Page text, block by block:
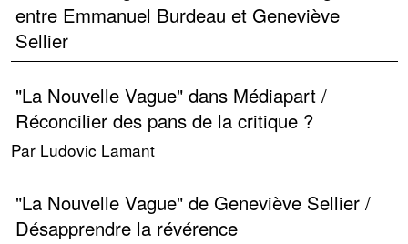
S’abonner à la Lettre !
entre Emmanuel Burdeau et Geneviève
Sellier
"La Nouvelle Vague" dans Médiapart /
Réconcilier des pans de la critique ?
Par Ludovic Lamant
"La Nouvelle Vague" de Geneviève Sellier /
Désapprendre la révérence